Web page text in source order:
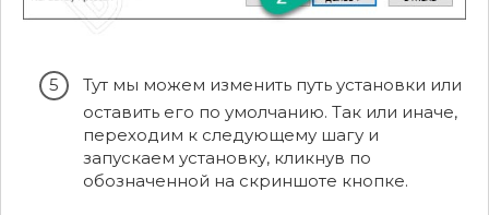
Тут мы можем изменить путь установки или
оставить его по умолчанию. Так или иначе,
переходим к следующему шагу и
запускаем установку, кликнув по
обозначенной на скриншоте кнопке.